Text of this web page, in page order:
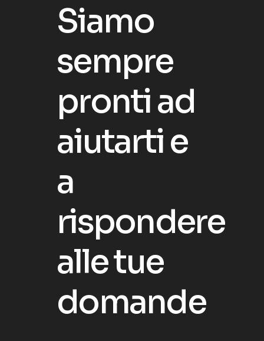
Siamo
sempre
prontiad
aiutartie
a
rispondere
alletue
domande